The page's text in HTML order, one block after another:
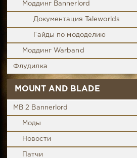
Моддинг Bannerlord
Документация Taleworlds
Гайды по мододелию
Моддинг Warband
Флудилка
MOUNT AND BLADE
MB 2 Bannerlord
Моды
Новости
Патчи